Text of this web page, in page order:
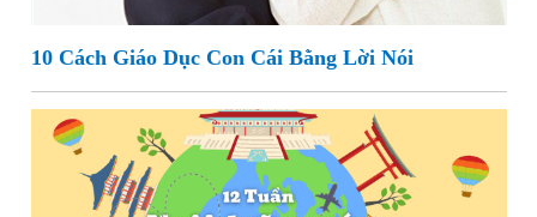
10 Cách Giáo Dục Con Cái Bằng Lời Nói